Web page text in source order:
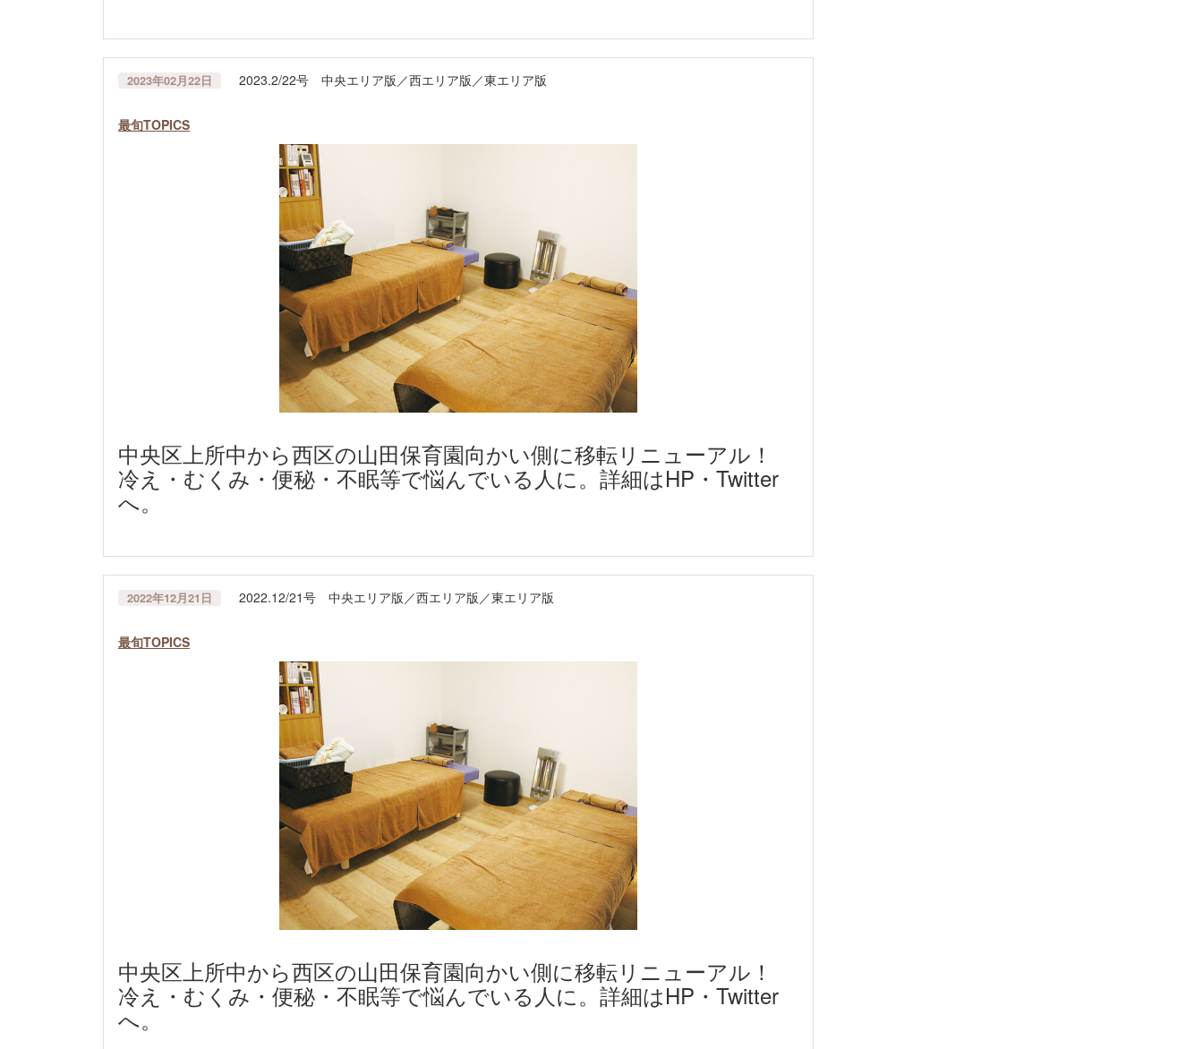
2023年02月22日 2023.2/22号 中央エリア版／西エリア版／東エリア版
最旬TOPICS
中央区上所中から西区の山田保育園向かい側に移転リニューアル！
冷え・むくみ・便秘・不眠等で悩んでいる人に。詳細はHP・Twitter
へ。
2022年12月21日 2022.12/21号 中央エリア版／西エリア版／東エリア版
最旬TOPICS
中央区上所中から西区の山田保育園向かい側に移転リニューアル！
冷え・むくみ・便秘・不眠等で悩んでいる人に。詳細はHP・Twitter
へ。